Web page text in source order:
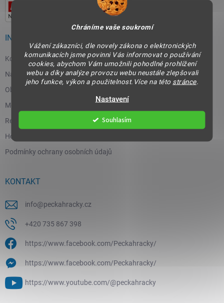
Chráníme vaše soukromí
Vážení zákazníci, dle novely zákona o elektronických
komunikacích jsme povinni Vás informovat o používání
cookies, abychom Vám umožnili pohodlné prohlížení
webu a díky analýze provozu webu neustále zlepšovali
jeho funkce, výkon a použitelnost.Více na této stránce.
Nastavení
Souhlasím
INFORMACE PRO VÁS
Kontakty
Napište nám
Obchodní podmínky
Moje objednávka
Reklamace a vrácení zboží
Hodnocení obchodu
Podmínky ochrany osobních údajů
KONTAKT
info@peckahracky.cz
+420 735 867 398
https://www.facebook.com/Peckahracky/
https://www.facebook.com/Peckahracky/
https://www.youtube.com/@peckahracky